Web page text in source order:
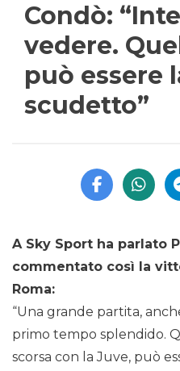
Condò:
vedere.
può essere
scudetto”
A Sky Sport ha parlato
commentato così la
Roma:
“Una grande partita,
primo tempo splendido.
scorsa con la Juve, può